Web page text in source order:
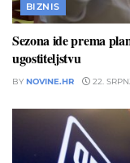
BIZNIS
Sezona ide prema
ugostiteljstvu
BY NOVINE.HR 22.